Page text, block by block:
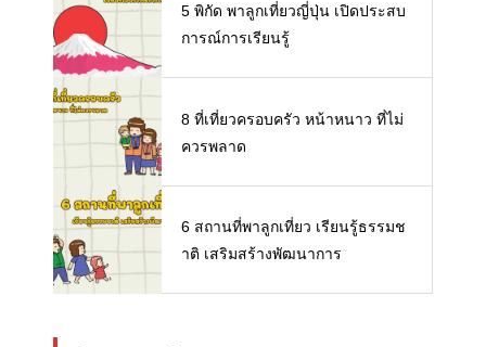
5 พิกัด พาลูกเที่ยวญี่ปุ่น เปิดประสบ
การณ์การเรียนรู้
8 ที่เที่ยวครอบครัว หน้าหนาว ที่ไม่
ควรพลาด
6 สถานที่พาลูกเที่ยว เรียนรู้ธรรมช
าติ เสริมสร้างพัฒนาการ